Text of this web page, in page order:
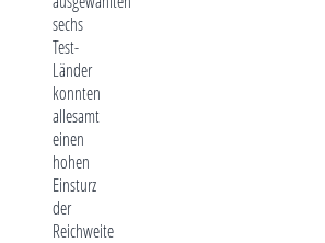
sechs
Test-
Länder
konnten
allesamt
einen
hohen
Einsturz
der
Reichweite